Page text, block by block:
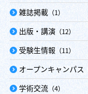
雑誌掲載 （1）
出版・講演 （12）
受験生情報 （11）
オープンキャンパス
学術交流 （4）